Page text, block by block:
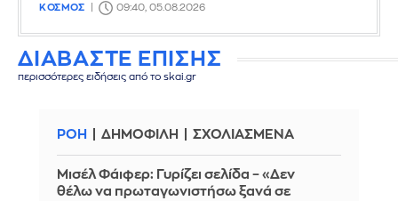
ΚΟΣΜΟΣ 09:40, 05.08.2026
ΔΙΑΒΑΣΤΕ ΕΠΙΣΗΣ
περισσότερες ειδήσεις από το skai.gr
ΡΟΗ ΔΗΜΟΦΙΛΗ ΣΧΟΛΙΑΣΜΕΝΑ
Μισέλ Φάιφερ: Γυρίζει σελίδα – «Δεν
θέλω να πρωταγωνιστήσω ξανά σε